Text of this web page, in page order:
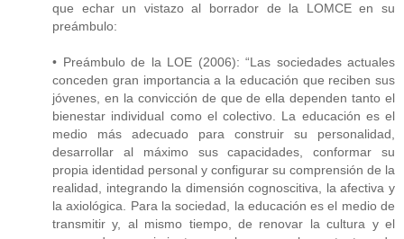
que echar un vistazo al borrador de la LOMCE en su
preámbulo:
• Preámbulo de la LOE (2006): “Las sociedades actuales
conceden gran importancia a la educación que reciben sus
jóvenes, en la convicción de que de ella dependen tanto el
bienestar individual como el colectivo. La educación es el
medio más adecuado para construir su personalidad,
desarrollar al máximo sus capacidades, conformar su
propia identidad personal y configurar su comprensión de la
realidad, integrando la dimensión cognoscitiva, la afectiva y
la axiológica. Para la sociedad, la educación es el medio de
transmitir y, al mismo tiempo, de renovar la cultura y el